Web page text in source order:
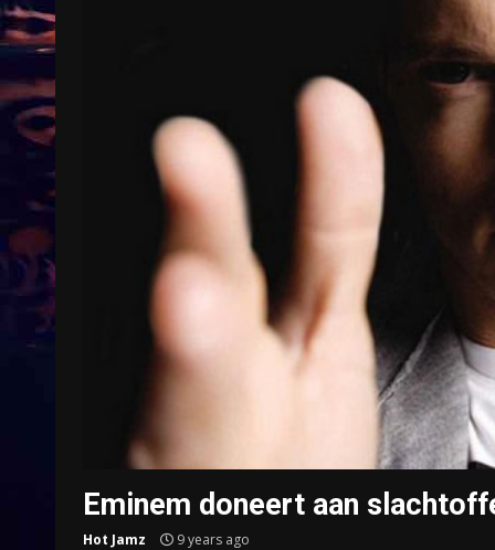
Eminem doneert aan
Hot Jamz 9 years ago
Treinkaartjes worden duurder,
abonnementen verdwijnen